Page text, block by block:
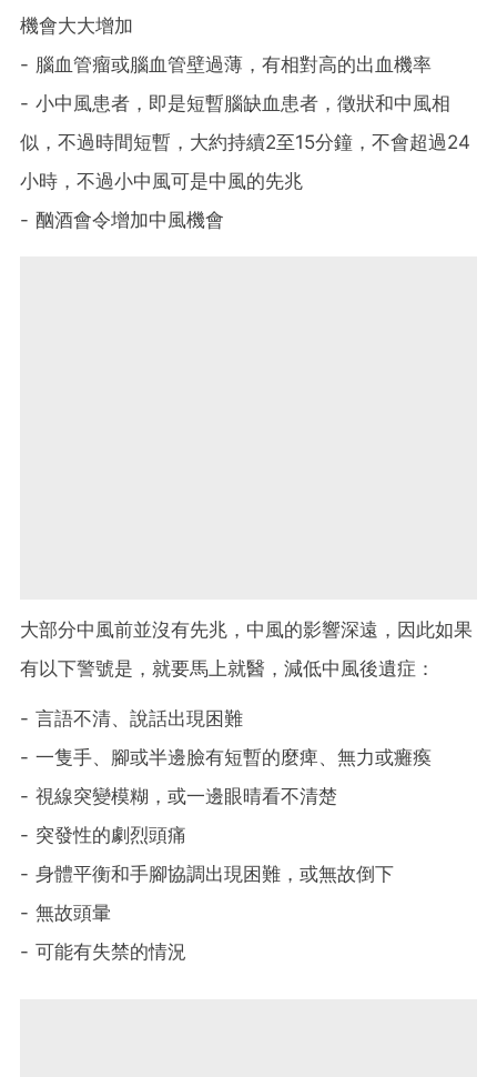
機會大大增加
- 腦血管瘤或腦血管壁過薄，有相對高的出血機率
- 小中風患者，即是短暫腦缺血患者，徵狀和中風相
似，不過時間短暫，大約持續2至15分鐘，不會超過24
小時，不過小中風可是中風的先兆
- 酗酒會令增加中風機會
大部分中風前並沒有先兆，中風的影響深遠，因此如果
有以下警號是，就要馬上就醫，減低中風後遺症：
- 言語不清、說話出現困難
- 一隻手、腳或半邊臉有短暫的麼痺、無力或癱瘓
- 視線突變模糊，或一邊眼晴看不清楚
- 突發性的劇烈頭痛
- 身體平衡和手腳協調出現困難，或無故倒下
- 無故頭暈
- 可能有失禁的情況